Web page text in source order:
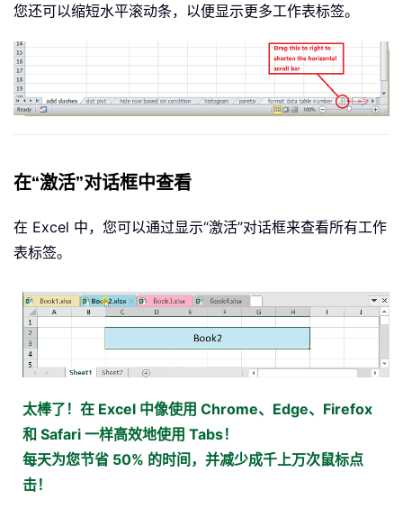
您还可以缩短水平滚动条，以便显示更多工作表标签。
在“激活”对话框中查看
在 Excel 中，您可以通过显示“激活”对话框来查看所有工作
表标签。
太棒了！在 Excel 中像使用 Chrome、Edge、Firefox
和 Safari 一样高效地使用 Tabs！
每天为您节省 50% 的时间，并减少成千上万次鼠标点
击！